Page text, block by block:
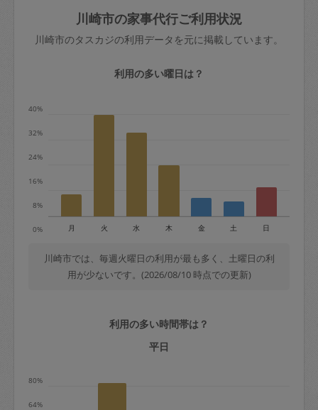
依頼者不在による当日キャンセル＝依頼
金額の100%＋交通費全額
※例：依頼日時／土曜日午前9時開始の場
土曜日8時〜実施時間＝依頼金額の100%
＋交通費全額
依頼者不在による当日キャンセル＝依頼
金額の100%＋交通費全額
定期契約をキャンセルする場合、毎週定
期は月2回まで隔週定期は月1回までキャ
ャンセル料が発生します。
きた場合は損害保険の対象外となるので
ご注意ください。
玉、など
あわせてこちらも参照ください：初めて
はありますか？
川崎市の家事代行ご利用状況
川崎市のタスカジの利用データを元に掲載しています。
利用の多い曜日は？
0%
8%
16%
24%
32%
40%
月 火 水 木 金 土 日
川崎市では、毎週火曜日の利用が最も多く、土曜日の利
用が少ないです。(2026/08/10 時点での更新)
利用の多い時間帯は？
平日
64%
80%